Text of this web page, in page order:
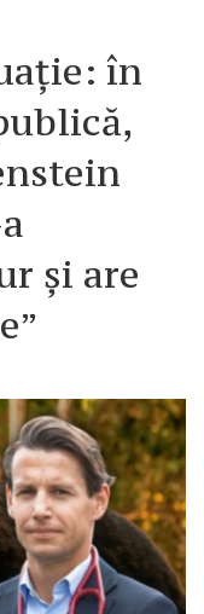
în
și are